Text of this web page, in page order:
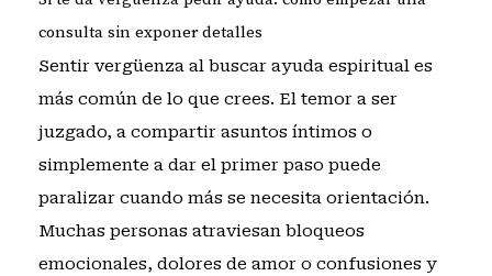
consulta sin exponer detalles
Sentir vergüenza al buscar ayuda espiritual es
más común de lo que crees. El temor a ser
juzgado, a compartir asuntos íntimos o
simplemente a dar el primer paso puede
paralizar cuando más se necesita orientación.
Muchas personas atraviesan bloqueos
emocionales, dolores de amor o confusiones y